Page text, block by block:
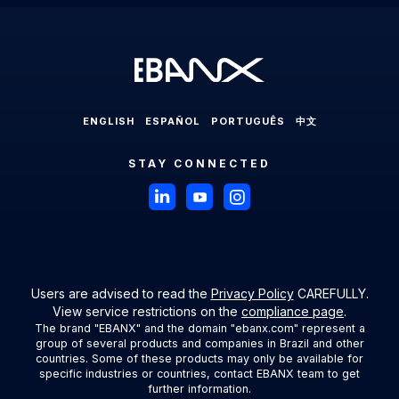
EBANX for Travel & OTA's Solution
Compliance & Legal HUB
Payment Processing in Latin America
Debit and Credit Cards in Brazil
Payment Processing Brazil
ENGLISH ESPAÑOL PORTUGUÊS 中文
STAY CONNECTED
Users are advised to read the Privacy PolicyCAREFULLY.
View service restrictions on the compliance page.
The brand "EBANX" and the domain "ebanx.com" represent a
group of several products and companies in Brazil and other
countries. Some of these products may only be available for
specific industries or countries, contact EBANX team to get
further information.